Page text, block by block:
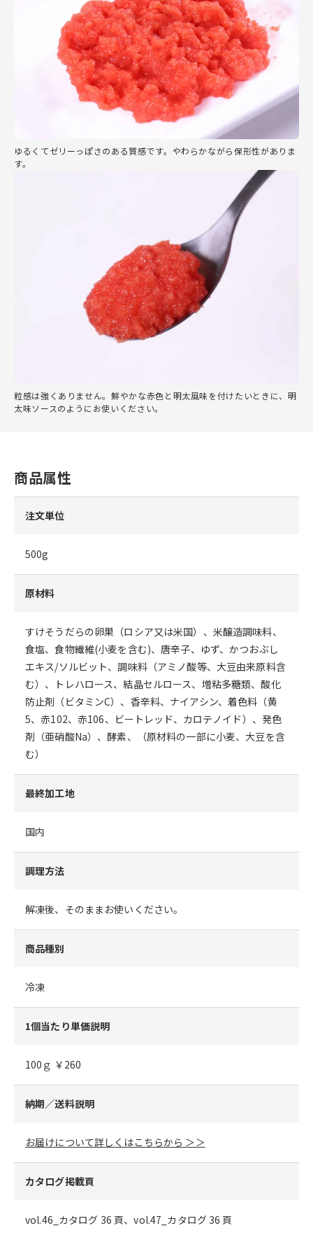
ゆるくてゼリーっぽさのある質感です。やわらかながら保形性がありま
す。
粒感は強くありません。鮮やかな赤色と明太風味を付けたいときに、明
太味ソースのようにお使いください。
商品属性
注文単位
500g
原材料
すけそうだらの卵巣（ロシア又は米国）、米醸造調味料、
食塩、食物繊維(小麦を含む)、唐辛子、ゆず、かつおぶし
エキス/ソルビット、調味料（アミノ酸等、大豆由来原料含
む）、トレハロース、結晶セルロース、増粘多糖類、酸化
防止剤（ビタミンC）、香辛料、ナイアシン、着色料（黄
5、赤102、赤106、ビートレッド、カロテノイド）、発色
剤（亜硝酸Na）、酵素、（原材料の一部に小麦、大豆を含
む）
最終加工地
国内
調理方法
解凍後、そのままお使いください。
商品種別
冷凍
1個当たり単価説明
100ｇ ￥260
納期／送料説明
お届けについて詳しくはこちらから ＞＞
カタログ掲載頁
vol.46_カタログ 36 頁、vol.47_カタログ 36 頁